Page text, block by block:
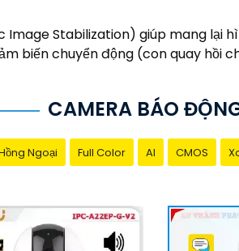
Stabilization) giúp mang lại
biến chuyển động (con quay hồi
CAMERA BÁO
Ngoại Full Color AI CMOS